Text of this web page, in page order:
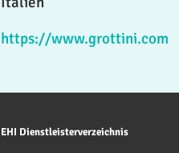
https://www.grottini.com
EHI Dienstleisterverzeichnis